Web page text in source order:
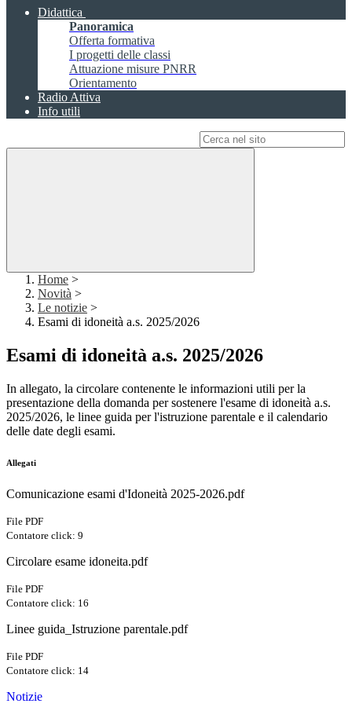
Didattica
Panoramica
Offerta formativa
I progetti delle classi
Attuazione misure PNRR
Orientamento
Radio Attiva
Info utili
Home >
Novità >
Le notizie >
Esami di idoneità a.s. 2025/2026
Esami di idoneità a.s. 2025/2026
In allegato, la circolare contenente le informazioni utili per la
presentazione della domanda per sostenere l'esame di idoneità a.s.
2025/2026, le linee guida per l'istruzione parentale e il calendario
delle date degli esami.
Allegati
Comunicazione esami d'Idoneità 2025-2026.pdf
File PDF
Contatore click: 9
Circolare esame idoneita.pdf
File PDF
Contatore click: 16
Linee guida_Istruzione parentale.pdf
File PDF
Contatore click: 14
Notizie